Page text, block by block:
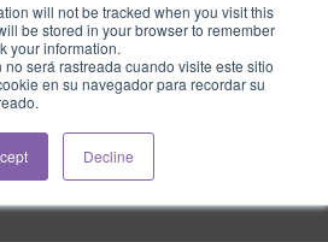
will not be tracked when you visit this
be stored in your browser to remember
your information.
será rastreada cuando visite este sitio
en su navegador para recordar su
Decline